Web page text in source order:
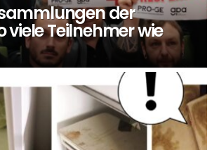
der
viele Teilnehmer wie